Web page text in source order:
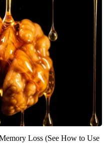
Loss (See How to Use